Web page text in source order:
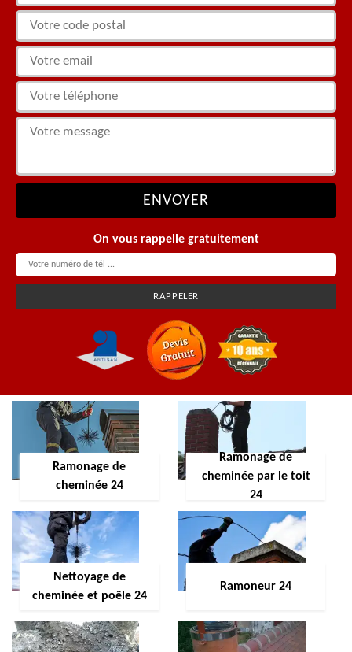
On vous rappelle gratuitement
Ramonage de
cheminée 24
Ramonage de
cheminée par le toit
24
Nettoyage de
cheminée et poêle 24
Ramoneur 24